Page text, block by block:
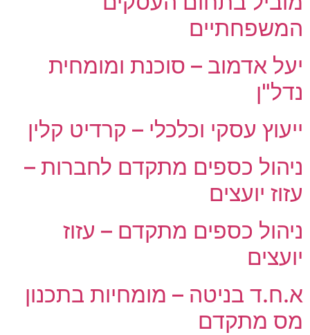
המשפחתיים
יעל אדמוב – סוכנת ומומחית
נדל"ן
ייעוץ עסקי וכלכלי – קרדיט קלין
ניהול כספים מתקדם לחברות –
עזוז יועצים
ניהול כספים מתקדם – עזוז
יועצים
א.ח.ד בניטה – מומחיות בתכנון
מס מתקדם